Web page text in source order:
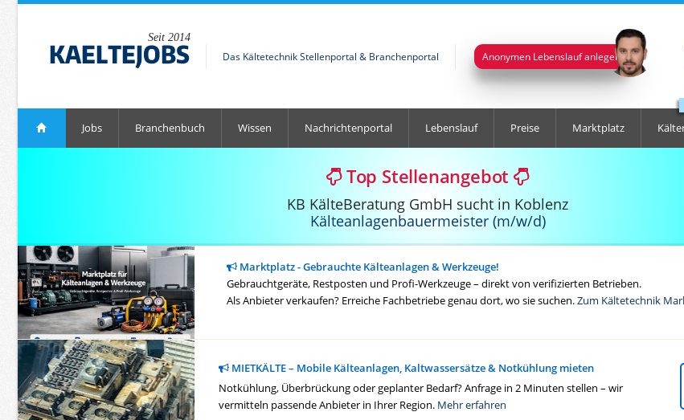
Seit 2014
Das Kältetechnik Stellenportal & Branchenportal Anonymen Lebenslauf anlegen
Jobs Branchenbuch Wissen Nachrichtenportal Lebenslauf Preise Marktplatz
Top Stellenangebot
KB KälteBeratung GmbH sucht in Koblenz
Kälteanlagenbauermeister (m/w/d)
Marktplatz - Gebrauchte Kälteanlagen & Werkzeuge!
Gebrauchtgeräte, Restposten und Profi-Werkzeuge – direkt von verifizierten Betrieben.
Als Anbieter verkaufen? Erreiche Fachbetriebe genau dort, wo sie suchen.Zum Kältetechnik
MIETKÄLTE – Mobile Kälteanlagen, Kaltwassersätze & Notkühlung mieten
Notkühlung, Überbrückung oder geplanter Bedarf? Anfrage in 2 Minuten stellen – wir
vermitteln passende Anbieter in Ihrer Region. Mehr erfahren